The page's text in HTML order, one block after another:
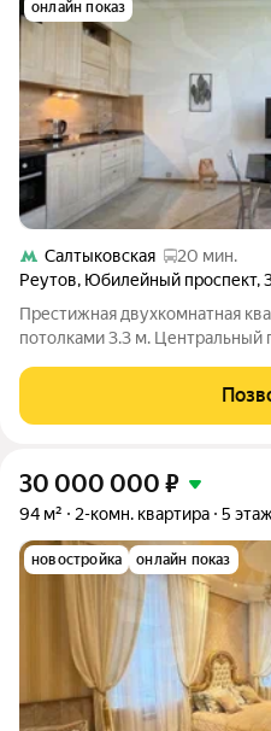
онлайн показ
Салтыковская
20 мин.
Реутов, Юбилейный проспект,
Престижная двухкомнатная
потолками 3.3 м. Центральный парк у порога. Вид на
квартира бизнес-класса с
трансформером. 89.6 метров
30 000 000 ₽
94 м² 2-комн. квартира 5
новостройка онлайн показ